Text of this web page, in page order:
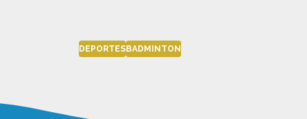
DEPORTESBADMINTON